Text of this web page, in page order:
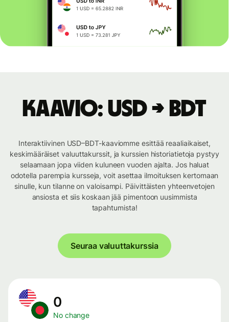
Kaavio: USD → BDT
Interaktiivinen USD–BDT-kaaviomme esittää reaaliaikaiset,
keskimääräiset valuuttakurssit, ja kurssien historiatietoja pystyy
selaamaan jopa viiden kuluneen vuoden ajalta. Jos haluat
odotella parempia kursseja, voit asettaa ilmoituksen kertomaan
sinulle, kun tilanne on valoisampi. Päivittäisten yhteenvetojen
ansiosta et siis koskaan jää pimentoon uusimmista
tapahtumista!
Seuraa valuuttakurssia
0
No change